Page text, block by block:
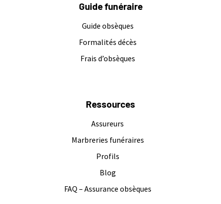
Guide funéraire
Guide obsèques
Formalités décès
Frais d’obsèques
Ressources
Assureurs
Marbreries funéraires
Profils
Blog
FAQ – Assurance obsèques